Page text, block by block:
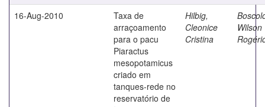
16-Aug-2010
Taxa de
arraçoamento
para o pacu
Piaractus
mesopotamicus
criado em
tanques-rede no
reservatório de
Hilbig,
Cleonice
Cristina
Wilson